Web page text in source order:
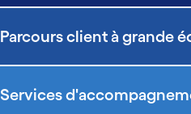
Parcours client à grande
Services